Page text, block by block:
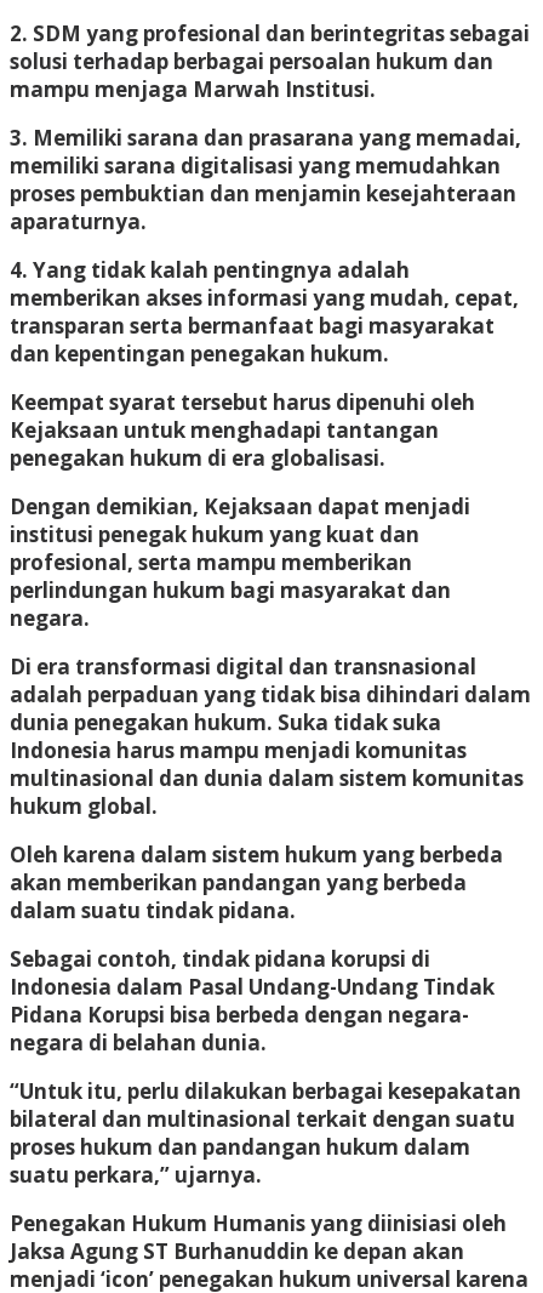
2. SDM yang profesional dan berintegritas sebagai
solusi terhadap berbagai persoalan hukum dan
mampu menjaga Marwah Institusi.
3. Memiliki sarana dan prasarana yang memadai,
memiliki sarana digitalisasi yang memudahkan
proses pembuktian dan menjamin kesejahteraan
aparaturnya.
4. Yang tidak kalah pentingnya adalah
memberikan akses informasi yang mudah, cepat,
transparan serta bermanfaat bagi masyarakat
dan kepentingan penegakan hukum.
Keempat syarat tersebut harus dipenuhi oleh
Kejaksaan untuk menghadapi tantangan
penegakan hukum di era globalisasi.
Dengan demikian, Kejaksaan dapat menjadi
institusi penegak hukum yang kuat dan
profesional, serta mampu memberikan
perlindungan hukum bagi masyarakat dan
negara.
Di era transformasi digital dan transnasional
adalah perpaduan yang tidak bisa dihindari dalam
dunia penegakan hukum. Suka tidak suka
Indonesia harus mampu menjadi komunitas
multinasional dan dunia dalam sistem komunitas
hukum global.
Oleh karena dalam sistem hukum yang berbeda
akan memberikan pandangan yang berbeda
dalam suatu tindak pidana.
Sebagai contoh, tindak pidana korupsi di
Indonesia dalam Pasal Undang-Undang Tindak
Pidana Korupsi bisa berbeda dengan negara-
negara di belahan dunia.
“Untuk itu, perlu dilakukan berbagai kesepakatan
bilateral dan multinasional terkait dengan suatu
proses hukum dan pandangan hukum dalam
suatu perkara,” ujarnya.
Penegakan Hukum Humanis yang diinisiasi oleh
Jaksa Agung ST Burhanuddin ke depan akan
menjadi ‘icon’ penegakan hukum universal karena